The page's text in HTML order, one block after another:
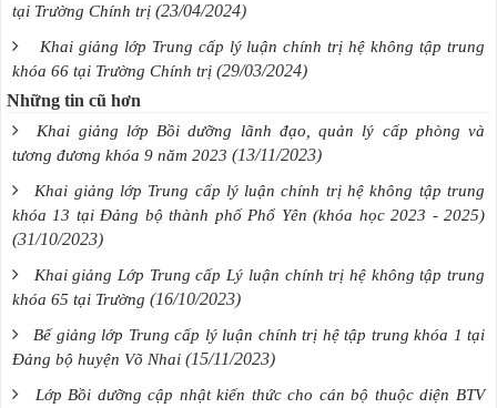
tại Trường Chính trị (23/04/2024)
Khai giảng lớp Trung cấp lý luận chính trị hệ không tập trung
khóa 66 tại Trường Chính trị (29/03/2024)
Những tin cũ hơn
Khai giảng lớp Bồi dưỡng lãnh đạo, quản lý cấp phòng và
tương đương khóa 9 năm 2023 (13/11/2023)
Khai giảng lớp Trung cấp lý luận chính trị hệ không tập trung
khóa 13 tại Đảng bộ thành phố Phổ Yên (khóa học 2023 - 2025)
(31/10/2023)
Khai giảng Lớp Trung cấp Lý luận chính trị hệ không tập trung
khóa 65 tại Trường (16/10/2023)
Bế giảng lớp Trung cấp lý luận chính trị hệ tập trung khóa 1 tại
Đảng bộ huyện Võ Nhai (15/11/2023)
Lớp Bồi dưỡng cập nhật kiến thức cho cán bộ thuộc diện BTV